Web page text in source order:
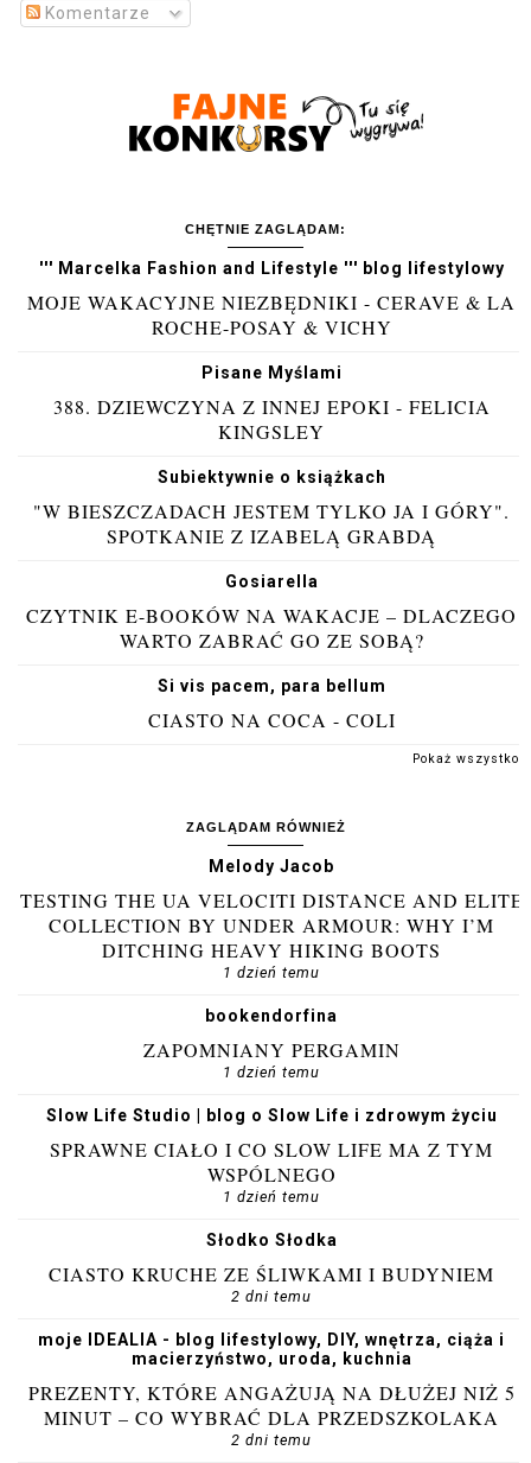
Komentarze
CHĘTNIE ZAGLĄDAM:
''' Marcelka Fashion and Lifestyle ''' blog lifestylowy
MOJE WAKACYJNE NIEZBĘDNIKI - CERAVE & LA
ROCHE-POSAY & VICHY
Pisane Myślami
388. DZIEWCZYNA Z INNEJ EPOKI - FELICIA
KINGSLEY
Subiektywnie o książkach
"W BIESZCZADACH JESTEM TYLKO JA I GÓRY".
SPOTKANIE Z IZABELĄ GRABDĄ
Gosiarella
CZYTNIK E-BOOKÓW NA WAKACJE – DLACZEGO
WARTO ZABRAĆ GO ZE SOBĄ?
Si vis pacem, para bellum
CIASTO NA COCA - COLI
Pokaż wszystko
ZAGLĄDAM RÓWNIEŻ
Melody Jacob
TESTING THE UA VELOCITI DISTANCE AND ELITE
COLLECTION BY UNDER ARMOUR: WHY I’M
DITCHING HEAVY HIKING BOOTS
1 dzień temu
bookendorfina
ZAPOMNIANY PERGAMIN
1 dzień temu
Slow Life Studio | blog o Slow Life i zdrowym życiu
SPRAWNE CIAŁO I CO SLOW LIFE MA Z TYM
WSPÓLNEGO
1 dzień temu
Słodko Słodka
CIASTO KRUCHE ZE ŚLIWKAMI I BUDYNIEM
2 dni temu
moje IDEALIA - blog lifestylowy, DIY, wnętrza, ciąża i
macierzyństwo, uroda, kuchnia
PREZENTY, KTÓRE ANGAŻUJĄ NA DŁUŻEJ NIŻ 5
MINUT – CO WYBRAĆ DLA PRZEDSZKOLAKA
2 dni temu